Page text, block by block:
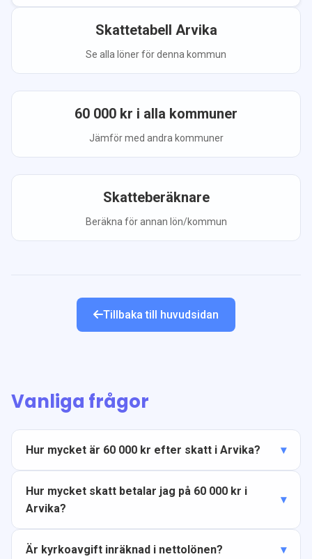
Skattetabell Arvika
Se alla löner för denna kommun
60 000 kr i alla kommuner
Jämför med andra kommuner
Skatteberäknare
Beräkna för annan lön/kommun
Tillbaka till huvudsidan
Vanliga frågor
Hur mycket är 60 000 kr efter skatt i Arvika?
Hur mycket skatt betalar jag på 60 000 kr i
Arvika?
Är kyrkoavgift inräknad i nettolönen?